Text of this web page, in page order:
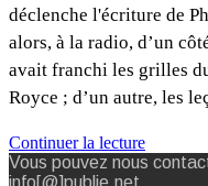
déclenche l'écriture de
alors, à la radio, d’un
avait franchi les grilles
Royce ; d’un autre, les
Continuer la lecture
Vous pouvez nous